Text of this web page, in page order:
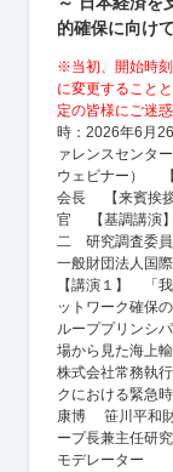
的確保に向け
※当初、開始時
に変更すること
定の皆様にご迷
時：2026年6月
ァレンスセンタ
ウェビナー）
会長 【来賓挨
官 【基調講演
二 研究調査
一般財団法人国
【講演１】 「
ットワーク確保
ループプリンシ
場から見た海上
株式会社常務執
クにおける緊急
康博 笹川平和財
ープ長兼主任研
モデレーター